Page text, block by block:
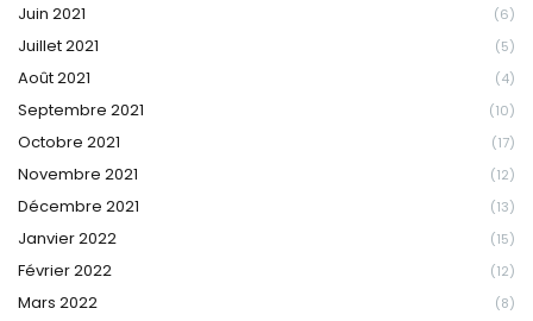
Juin 2021 (6)
Juillet 2021 (5)
Août 2021 (4)
Septembre 2021 (10)
Octobre 2021 (17)
Novembre 2021 (12)
Décembre 2021 (13)
Janvier 2022 (15)
Février 2022 (12)
Mars 2022 (8)